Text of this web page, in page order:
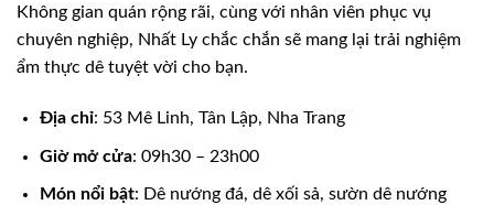
Không gian quán rộng rãi, cùng với nhân viên phục vụ
chuyên nghiệp, Nhất Ly chắc chắn sẽ mang lại trải nghiệm
ẩm thực dê tuyệt vời cho bạn.
Địa chỉ: 53 Mê Linh, Tân Lập, Nha Trang
Giờ mở cửa: 09h30 – 23h00
Món nổi bật: Dê nướng đá, dê xối sả, sườn dê nướng